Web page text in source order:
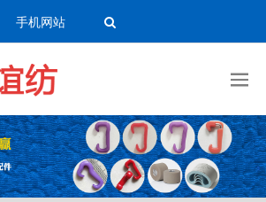
手机网站